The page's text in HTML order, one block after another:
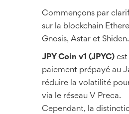
Commençons par
sur la blockchain
Gnosis, Astar et
JPY Coin v1 (JPYC) est
paiement prépayé au
réduire la volatilité
via le réseau V Preca.
Cependant, la